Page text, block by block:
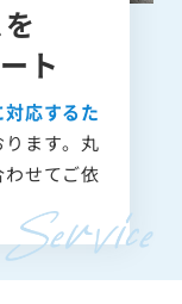
ト
応するた
ります。丸
せてご依